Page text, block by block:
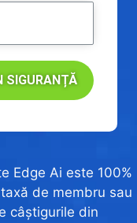
SIGURANȚĂ
Edge Ai este 100%
de membru sau
câștigurile din